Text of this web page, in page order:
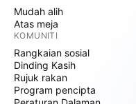
Mudah alih
Atas meja
KOMUNITI
Rangkaian sosial
Dinding Kasih
Rujuk rakan
Program pencipta